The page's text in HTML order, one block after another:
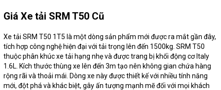
Giá Xe tải SRM T50 Cũ
Xe tải SRM T50 1T5 là một dòng sản phẩm mới được ra mắt gần đây,
tích hợp công nghệ hiện đại với tải trọng lên đến 1500kg. SRM T50
thuộc phân khúc xe tải hạng nhẹ và được trang bị khối động cơ Italy
1.6L. Kích thước thùng xe lên đến 3m tạo nên không gian chứa hàng
rộng rãi và thoải mái. Dòng xe này được thiết kế với nhiều tính năng
mới, đột phá và khác biệt, gây ấn tượng mạnh mẽ đối với mọi khách